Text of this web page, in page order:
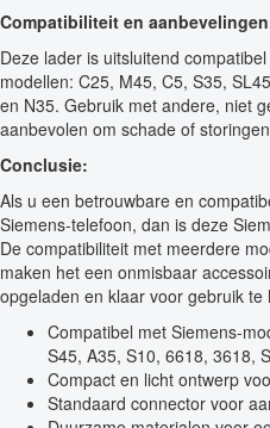
Compatibiliteit en
Deze lader is uitsluitend
modellen: C25, M45, C5, S35,
en N35. Gebruik met andere, niet
aanbevolen om schade of
Conclusie:
Als u een betrouwbare en
Siemens-telefoon, dan is deze
De compatibiliteit met meerdere
maken het een onmisbaar
opgeladen en klaar voor gebruik te
Compatibel met Siemens-
S45, A35, S10, 6618, 3618,
Compact en licht ontwerp
Standaard connector voor